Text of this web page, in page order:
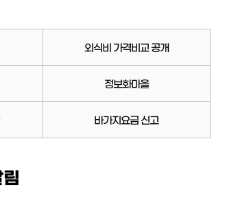
외식비 가격비교 공개
정보화마을
바가지요금 신고